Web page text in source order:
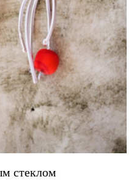
стеклом